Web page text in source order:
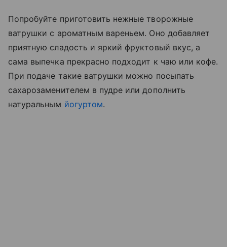
Попробуйте приготовить нежные творожные
ватрушки с ароматным вареньем. Оно добавляет
приятную сладость и яркий фруктовый вкус, а
сама выпечка прекрасно подходит к чаю или кофе.
При подаче такие ватрушки можно посыпать
сахарозаменителем в пудре или дополнить
натуральным йогуртом.